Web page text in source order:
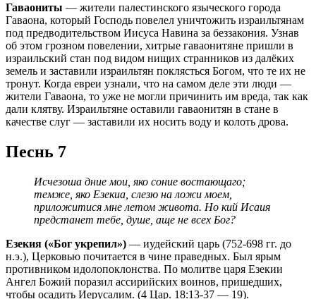
Гаваониты — жители палестинского языческого города
Гаваона, который Господь повелел уничтожить израильтянам
под предводительством Иисуса Навина за беззакония. Узнав
об этом грозном повелении, хитрые гаваонитяне пришли в
израильский стан под видом нищих странников из далёких
земель и заставили израильтян поклясться Богом, что те их не
тронут. Когда евреи узнали, что на самом деле эти люди —
жители Гаваона, то уже не могли причинить им вреда, так как
дали клятву. Израильтяне оставили гаваонитян в стане в
качестве слуг — заставили их носить воду и колоть дрова.
Песнь 7
Исчезоша дние мои, яко соние востающаго;
темже, яко Езекиа, слезю на ложи моем,
приложитися мне летом живота. Но кий Исаия
предстанет тебе, душе, аще не всех Бог?
Езекия («Бог укрепил») — иудейский царь (752-698 гг. до
н.э.), Церковью почитается в чине праведных. Был ярым
противником идолопоклонства. По молитве царя Езекии
Ангел Божий поразил ассирийских воинов, пришедших,
чтобы осадить Иерусалим. (4 Цар. 18:13-37 — 19).